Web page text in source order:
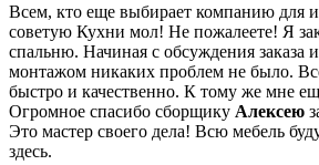
Всем, кто еще выбирает компанию для
советую Кухни мол! Не пожалеете! Я
спальню. Начиная с обсуждения заказа
монтажом никаких проблем не было.
быстро и качественно. К тому же мне
Огромное спасибо сборщику Алексею
Это мастер своего дела! Всю мебель
здесь.